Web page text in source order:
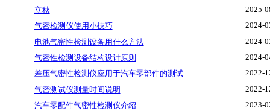
立秋
2025-
气密检测仪使用小技巧
2024-
电池气密性检测设备用什么方法
2024-
气密性检测设备结构设计原则
2024-
差压气密性检测仪应用于汽车零部件的测试
2022-
气密测试仪测量时间说明
2022-
汽车零配件气密性检测仪介绍
2023-